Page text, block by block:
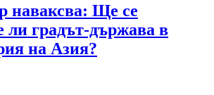
наваксва: Ще се
ли градът-държава в
на Азия?